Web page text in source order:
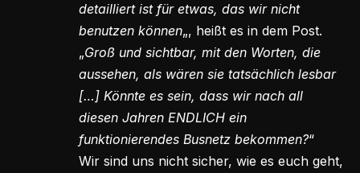
detailliert ist für etwas, das wir nicht
benutzen können„, heißt es in dem Post.
„Groß und sichtbar, mit den Worten, die
aussehen, als wären sie tatsächlich lesbar
[…] Könnte es sein, dass wir nach all
diesen Jahren ENDLICH ein
funktionierendes Busnetz bekommen?“
Wir sind uns nicht sicher, wie es euch geht,